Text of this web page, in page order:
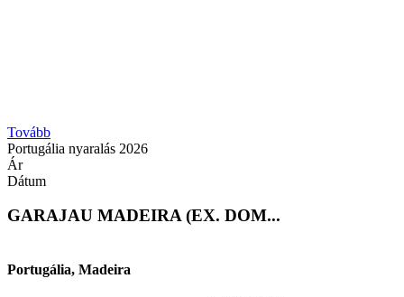
Tovább
Portugália nyaralás 2026
Ár
Dátum
GARAJAU MADEIRA (EX. DOM...
Portugália, Madeira